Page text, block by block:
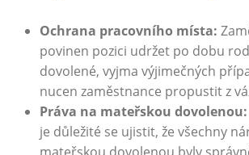
Ochrana pracovního místa:
povinen pozici udržet po dobu
dovolené, vyjma ​výjimečných
nucen⁣ zaměstnance propustit ⁤z
Práva ⁣na mateřskou dovolenou:
je důležité se ujistit, že ⁤všechny